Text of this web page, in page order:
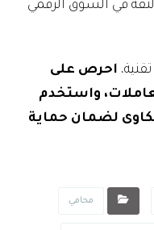
في السوق الرقمي
احرص على
واستخدم
لضمان حماية
محامي